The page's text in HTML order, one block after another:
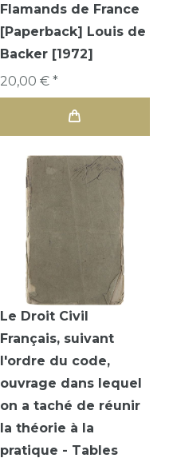
Flamands de France
[Paperback] Louis de
Backer [1972]
20,00 € *
Le Droit Civil
Français, suivant
l'ordre du code,
ouvrage dans lequel
on a taché de réunir
la théorie à la
pratique - Tables